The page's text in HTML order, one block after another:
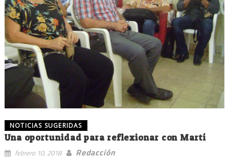
NOTICIAS SUGERIDAS
Una oportunidad para reflexionar con Martí
febrero 10, 2018
Redacción